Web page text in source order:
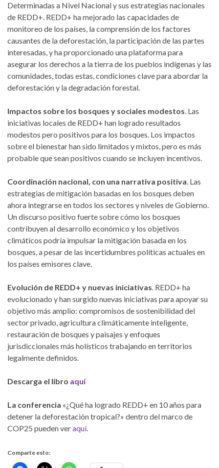
Determinadas a Nivel Nacional y sus estrategias nacionales
de REDD+. REDD+ ha mejorado las capacidades de
monitoreo de los países, la comprensión de los factores
causantes de la deforestación, la participación de las partes
interesadas, y ha proporcionado una plataforma para
asegurar los derechos a la tierra de los pueblos indígenas y las
comunidades, todas estas, condiciones clave para abordar la
deforestación y la degradación forestal.
Impactos sobre los bosques y sociales modestos. Las
iniciativas locales de REDD+ han logrado resultados
modestos pero positivos para los bosques. Los impactos
sobre el bienestar han sido limitados y mixtos, pero es más
probable que sean positivos cuando se incluyen incentivos.
Coordinación nacional, con una narrativa positiva. Las
estrategias de mitigación basadas en los bosques deben
ahora integrarse en todos los sectores y niveles de Gobierno.
Un discurso positivo fuerte sobre cómo los bosques
contribuyen al desarrollo económico y los objetivos
climáticos podría impulsar la mitigación basada en los
bosques, a pesar de las incertidumbres políticas actuales en
los países emisores clave.
Evolución de REDD+ y nuevas iniciativas. REDD+ ha
evolucionado y han surgido nuevas iniciativas para apoyar su
objetivo más amplio: compromisos de sostenibilidad del
sector privado, agricultura climáticamente inteligente,
restauración de bosques y paisajes y enfoques
jurisdiccionales más holísticos trabajando en territorios
legalmente definidos.
Descarga el libro aquí
La conferencia «¿Qué ha logrado REDD+ en 10 años para
detener la deforestación tropical?» dentro del marco de
COP25 pueden veraquí.
Comparte esto: